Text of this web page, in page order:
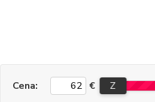
Cena: € Z